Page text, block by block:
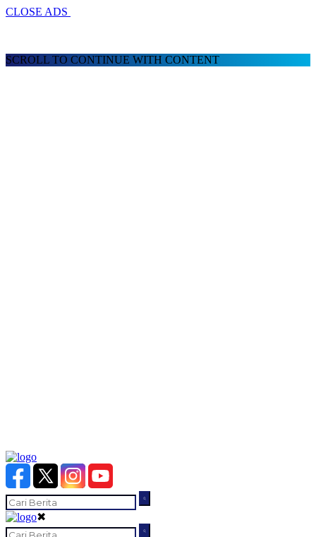
CLOSE ADS
SCROLL TO CONTINUE WITH CONTENT
✖